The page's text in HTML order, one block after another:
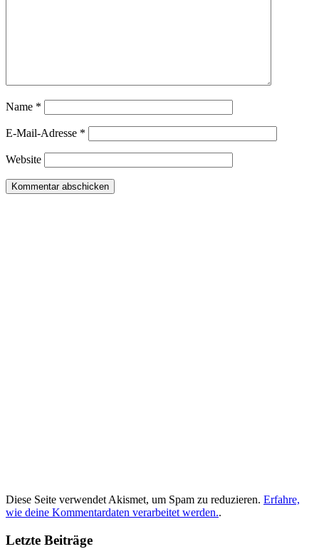
Name *
E-Mail-Adresse *
Website
Diese Seite verwendet Akismet, um Spam zu reduzieren. Erfahre,
wie deine Kommentardaten verarbeitet werden..
Letzte Beiträge